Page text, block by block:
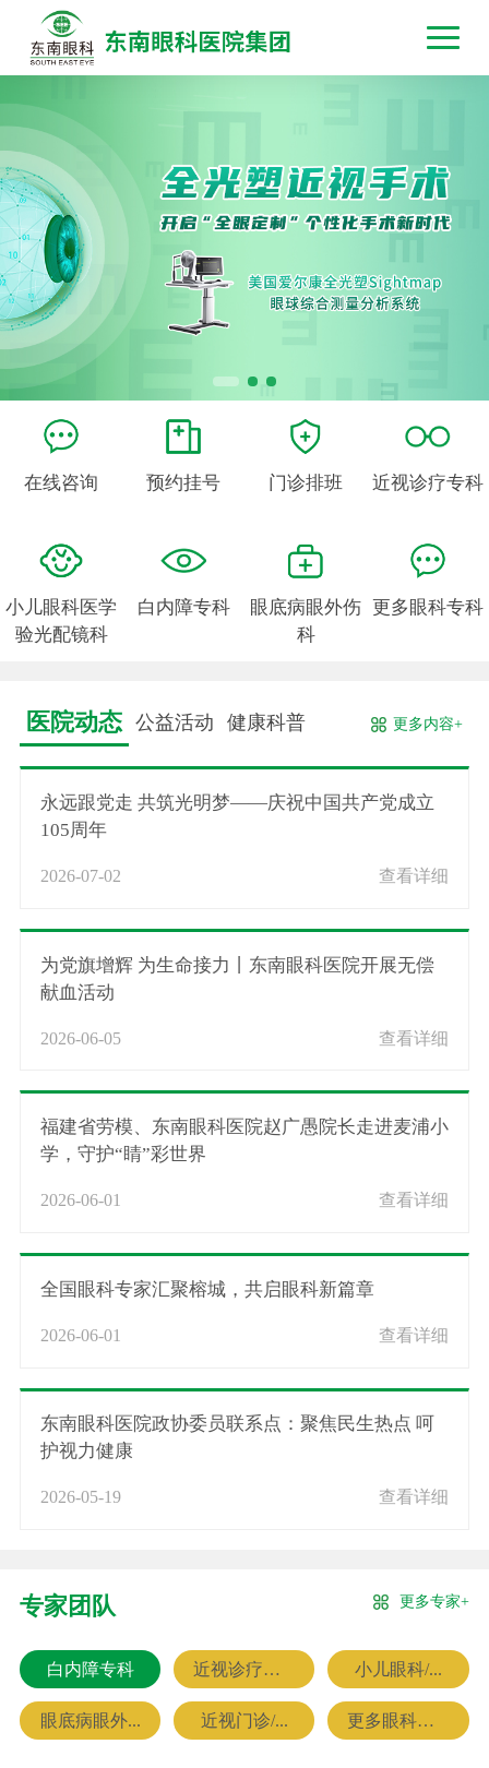
在线咨询 预约挂号 门诊排班 近视诊疗专科
小儿眼科医学
验光配镜科
白内障专科
眼底病眼外伤
科
更多眼科专科
医院动态 公益活动 健康科普 更多内容+
永远跟党走 共筑光明梦——庆祝中国共产党成立
105周年
2026-07-02 查看详细
为党旗增辉 为生命接力丨东南眼科医院开展无偿
献血活动
2026-06-05 查看详细
福建省劳模、东南眼科医院赵广愚院长走进麦浦小
学，守护“睛”彩世界
2026-06-01 查看详细
全国眼科专家汇聚榕城，共启眼科新篇章
2026-06-01 查看详细
东南眼科医院政协委员联系点：聚焦民生热点 呵
护视力健康
2026-05-19 查看详细
专家团队 更多专家+
白内障专科 近视诊疗专科 小儿眼科/...
眼底病眼外... 近视门诊/... 更多眼科专家